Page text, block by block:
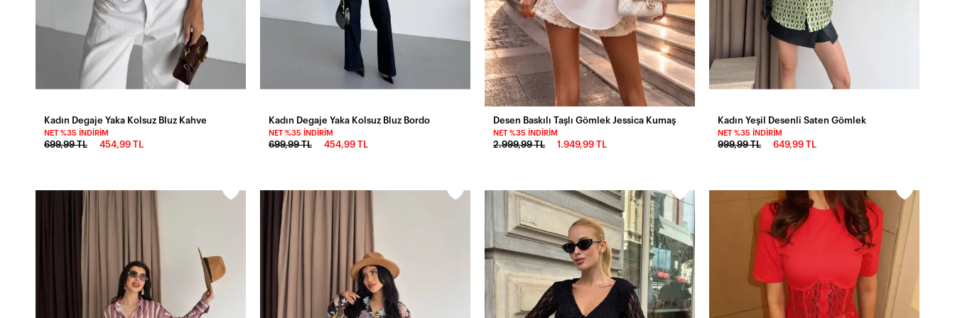
Kadın Degaje Yaka Kolsuz Bluz Kahve
NET %35 İNDIRIM
699,99 TL 454,99 TL
Kadın Degaje Yaka Kolsuz Bluz Bordo
NET %35 İNDIRIM
699,99 TL 454,99 TL
Desen Baskılı Taşlı Gömlek Jessica Kumaş
NET %35 İNDIRIM
2.999,99 TL 1.949,99 TL
Kadın Yeşil Desenli Saten Gömlek
NET %35 İNDIRIM
999,99 TL 649,99 TL